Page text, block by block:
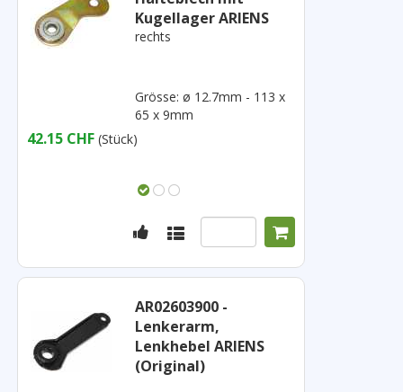
Kugellager ARIENS
rechts
Grösse: ø 12.7mm - 113 x
65 x 9mm
42.15 CHF (Stück)
AR02603900 -
Lenkerarm,
Lenkhebel ARIENS
(Original)